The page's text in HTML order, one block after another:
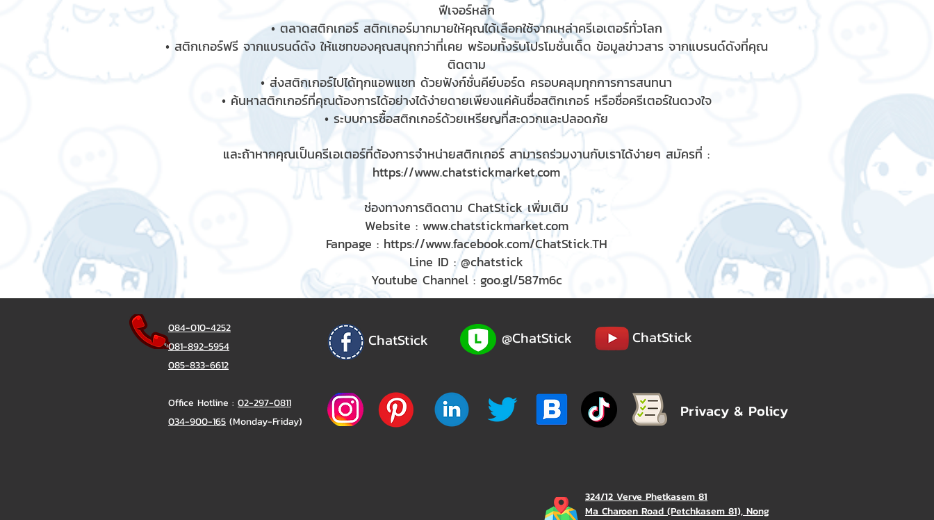
ฟีเจอร์หลัก
• ตลาดสติกเกอร์ สติกเกอร์มากมายให้คุณได้เลือกใช้จากเหล่าครีเอเตอร์ทั่วโลก
• สติกเกอร์ฟรี จากแบรนด์ดัง ให้แชทของคุณสนุกกว่าที่เคย พร้อมทั้งรับโปรโมชั่นเด็ด ข้อมูลข่าวสาร จากแบรนด์ดังที่คุณ
ติดตาม
• ส่งสติกเกอร์ไปได้ทุกแอพแชท ด้วยฟังก์ชั่นคีย์บอร์ด ครอบคลุมทุกการการสนทนา
• ค้นหาสติกเกอร์ที่คุณต้องการได้อย่างได้ง่ายดายเพียงแค่ค้นชื่อสติกเกอร์ หรือชื่อครีเตอร์ในดวงใจ
• ระบบการซื้อสติกเกอร์ด้วยเหรียญที่สะดวกและปลอดภัย
และถ้าหากคุณเป็นครีเอเตอร์ที่ต้องการจำหน่ายสติกเกอร์ สามารถร่วมงานกับเราได้ง่ายๆ สมัครที่ :
https://www.chatstickmarket.com
ช่องทางการติดตาม ChatStick เพิ่มเติม
Website : www.chatstickmarket.com
Fanpage : https://www.facebook.com/ChatStick.TH
Line ID : @chatstick
Youtube Channel : goo.gl/587m6c
084-010-4252
081-892-5954
085-833-6612
Office Hotline : 02-297-0811
034-900-165 (Monday-Friday)
ChatStick @ChatStick ChatStick
Privacy & Policy
324/12 Verve Phetkasem 81
Ma Charoen Road (Petchkasem 81), Nong